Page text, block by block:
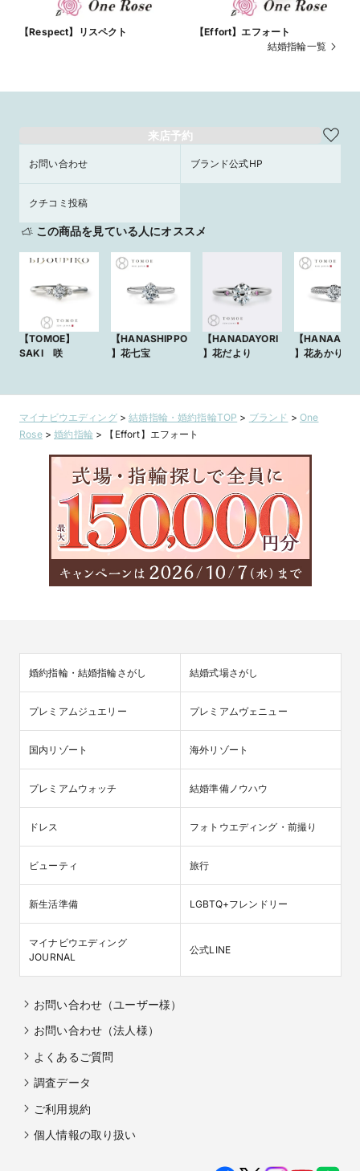
【Respect】リスペクト
【Effort】エフォート
結婚指輪一覧
来店予約
お問い合わせ ブランド公式HP
クチコミ投稿
この商品を見ている人にオススメ
【TOMOE】
SAKI 咲
【HANASHIPPO
】花七宝
【HANADAYORI
】花だより
【
】花あかり
マイナビウエディング>結婚指輪・婚約指輪TOP > ブランド > One
Rose>婚約指輪 > 【Effort】エフォート
婚約指輪・結婚指輪さがし 結婚式場さがし
プレミアムジュエリー プレミアムヴェニュー
国内リゾート 海外リゾート
プレミアムウォッチ 結婚準備ノウハウ
ドレス フォトウエディング・前撮り
ビューティ 旅行
新生活準備 LGBTQ+フレンドリー
マイナビウエディング
JOURNAL
公式LINE
お問い合わせ（ユーザー様）
お問い合わせ（法人様）
よくあるご質問
調査データ
ご利用規約
個人情報の取り扱い